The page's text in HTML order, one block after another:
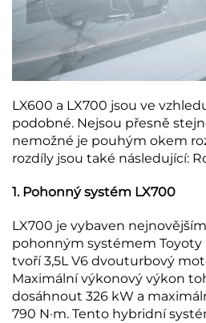
LX600 a LX700 jsou ve
podobné. Nejsou přesně
nemožné je pouhým okem
rozdíly jsou také následující:
1. Pohonný systém LX700
LX700 je vybaven
pohonným systémem Toyoty
tvoří 3,5L V6 dvouturbový
Maximální výkonový výkon
dosáhnout 326 kW a
790 N·m. Tento hybridní